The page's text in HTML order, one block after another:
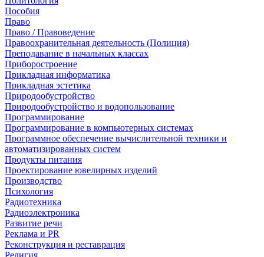
Пособия
Право
Право / Правоведение
Правоохранительная деятельность (Полиция)
Преподавание в начальных классах
Приборостроение
Прикладная информатика
Прикладная эстетика
Природообустройство
Природообустройство и водопользование
Программирование
Программирование в компьютерных системах
Программное обеспечение вычислительной техники и
автоматизированных систем
Продукты питания
Проектирование ювелирных изделий
Производство
Психология
Радиотехника
Радиоэлектроника
Развитие речи
Реклама и PR
Реконструкция и реставрация
Религия